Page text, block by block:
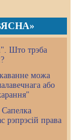
Што трэба
можа
або
рэпрэсій права